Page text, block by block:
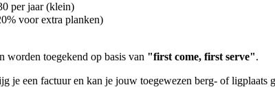
per jaar (klein)
voor extra planken)
worden toegekend op basis van "first come, first serve".
je een factuur en kan je jouw toegewezen berg- of ligplaats